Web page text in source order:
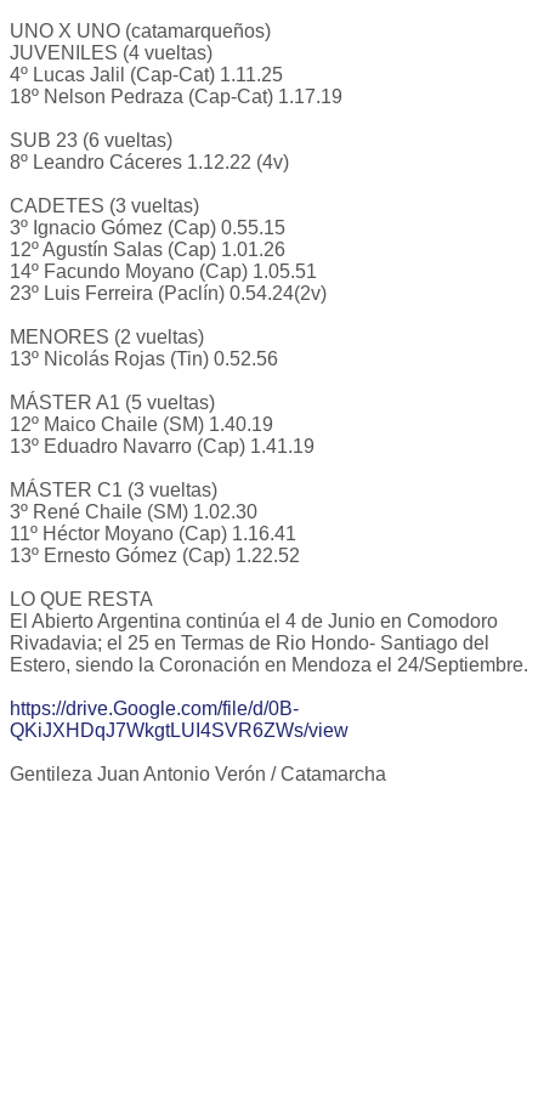
UNO X UNO (catamarqueños)
JUVENILES (4 vueltas)
4º Lucas Jalil (Cap-Cat) 1.11.25
18º Nelson Pedraza (Cap-Cat) 1.17.19
SUB 23 (6 vueltas)
8º Leandro Cáceres 1.12.22 (4v)
CADETES (3 vueltas)
3º Ignacio Gómez (Cap) 0.55.15
12º Agustín Salas (Cap) 1.01.26
14º Facundo Moyano (Cap) 1.05.51
23º Luis Ferreira (Paclín) 0.54.24(2v)
MENORES (2 vueltas)
13º Nicolás Rojas (Tin) 0.52.56
MÁSTER A1 (5 vueltas)
12º Maico Chaile (SM) 1.40.19
13º Eduadro Navarro (Cap) 1.41.19
MÁSTER C1 (3 vueltas)
3º René Chaile (SM) 1.02.30
11º Héctor Moyano (Cap) 1.16.41
13º Ernesto Gómez (Cap) 1.22.52
LO QUE RESTA
El Abierto Argentina continúa el 4 de Junio en Comodoro
Rivadavia; el 25 en Termas de Rio Hondo- Santiago del
Estero, siendo la Coronación en Mendoza el 24/Septiembre.
https://drive.Google.com/file/d/0B-
QKiJXHDqJ7WkgtLUI4SVR6ZWs/view
Gentileza Juan Antonio Verón / Catamarcha